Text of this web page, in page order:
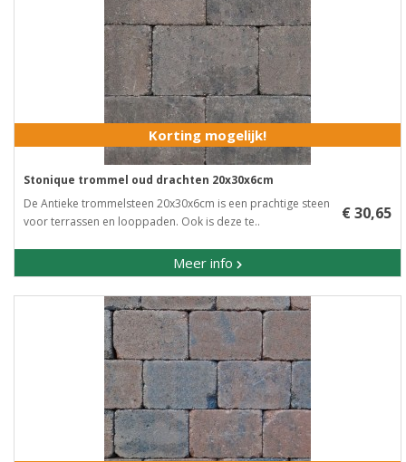
Korting mogelijk!
Stonique trommel oud drachten 20x30x6cm
De Antieke trommelsteen 20x30x6cm is een prachtige steen
voor terrassen en looppaden. Ook is deze te..
Meer info
€ 30,65